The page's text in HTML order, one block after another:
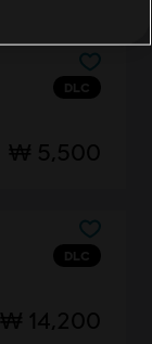
DLC
₩ 5,500
DLC
₩ 14,200